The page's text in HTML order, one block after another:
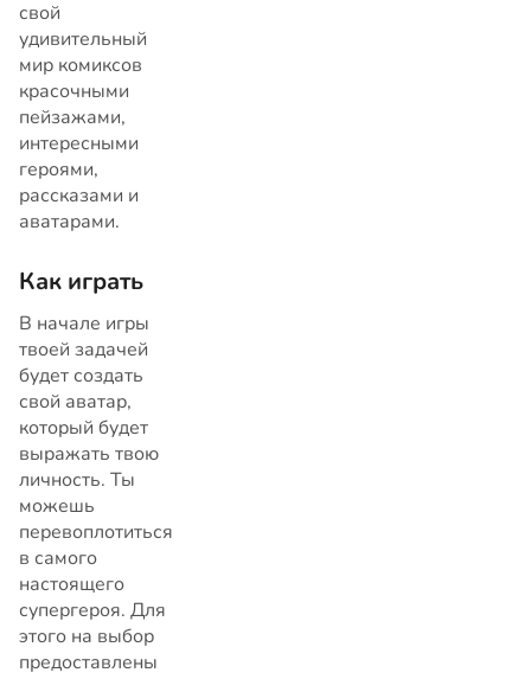
свой
удивительный
мир комиксов
красочными
пейзажами,
интересными
героями,
рассказами и
аватарами.
Как играть
В начале игры
твоей задачей
будет создать
свой аватар,
который будет
выражать твою
личность. Ты
можешь
перевоплотиться
в самого
настоящего
супергероя. Для
этого на выбор
предоставлены